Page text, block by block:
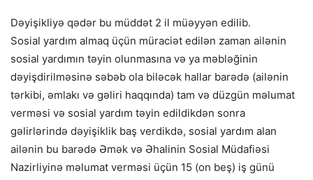
Dəyişikliyə qədər bu müddət 2 il müəyyən edilib.
Sosial yardım almaq üçün müraciət edilən zaman ailənin
sosial yardımın təyin olunmasına və ya məbləğinin
dəyişdirilməsinə səbəb ola biləcək hallar barədə (ailənin
tərkibi, əmlakı və gəliri haqqında) tam və düzgün məlumat
verməsi və sosial yardım təyin edildikdən sonra
gəlirlərində dəyişiklik baş verdikdə, sosial yardım alan
ailənin bu barədə Əmək və Əhalinin Sosial Müdafiəsi
Nazirliyinə məlumat verməsi üçün 15 (on beş) iş günü